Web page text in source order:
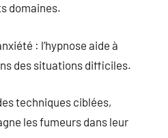
domaines.
: l’hypnose aide à
des situations difficiles.
techniques ciblées,
les fumeurs dans leur